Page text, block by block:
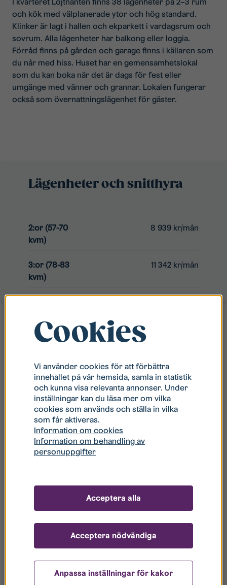
I kvarteret Löjtnanten finns 38 lägenheter på 2–3 rum
och kök med välplanerade ytor och hög standard.
Klinker är lagt i hallen och ekparkett i vardagsrum och
sovrum. Alla lägenheter har balkong eller loggia.
Förråd finns på gården och garage finns i källaren som
du når med hiss. Huset har en gemensamhetslokal
som du kan boka när det är dags för fest eller
umgänge med vänner och grannar. Lokalen fungerar
också som övernattningslägenhet för gäster.
Lägenheter och snitthyra
2:or (57-70
kvm)
8 939 kr/mån
3:or (78-83
kvm)
11 342 kr/mån
Hyrorna avser 2026 års hyror. Avvikelser kan
förekomma.
Exempel på 2:a på 57 kvadratmeter
Cookies
Vi använder cookies för att förbättra
innehållet på vår hemsida, samla in statistik
och kunna visa relevanta annonser. Under
inställningar kan du läsa mer om vilka
cookies som används och ställa in vilka
som får aktiveras.
Information om cookies
Information om behandling av
personuppgifter
Anpassa inställningar för kakor
Acceptera nödvändiga
Acceptera alla